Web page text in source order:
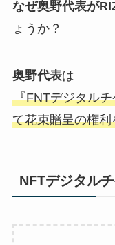
なぜ奥野代表が
ょうか？
奥野代表は
『FNTデジタル
て花束贈呈の権
NFTデジタル